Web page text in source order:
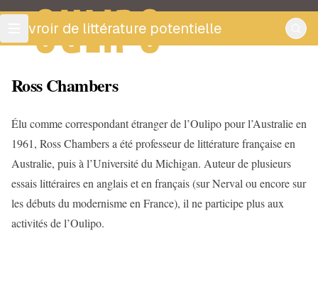
OULIPO
ouvroir de littérature potentielle
Ross Chambers
Élu comme correspondant étranger de l’Oulipo pour l’Australie en
1961, Ross Chambers a été professeur de littérature française en
Australie, puis à l’Université du Michigan. Auteur de plusieurs
essais littéraires en anglais et en français (sur Nerval ou encore sur
les débuts du modernisme en France), il ne participe plus aux
activités de l’Oulipo.